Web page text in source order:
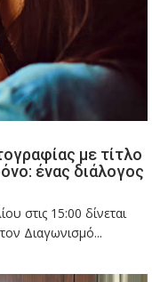
με τίτλο
ένας διάλογος
στις 15:00 δίνεται
Διαγωνισμό...